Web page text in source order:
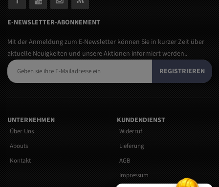
E-NEWSLETTER-ABONNEMENT
Mit der Anmeldung zum E-Newsletter können Sie in kurzer Zeit über
aktuelle Neuigkeiten und unsere Aktionen informiert werden..
REGISTRIEREN
UNTERNEHMEN
Über Uns
Abouts
Kontakt
KUNDENDIENST
Widerruf
Lieferung
AGB
Impressum